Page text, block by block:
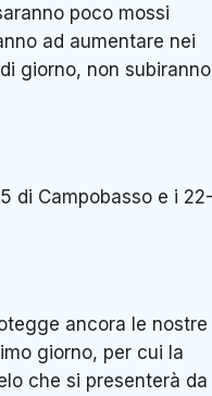
poco mossi
ad aumentare nei
giorno, non subiranno
di Campobasso e i 22-
ancora le nostre
giorno, per cui la
che si presenterà da